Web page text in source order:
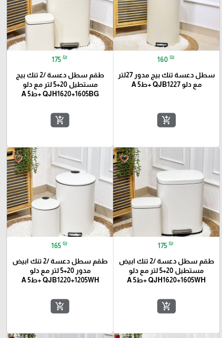
160 ₪
سطل دعسة تنك بيج مدور 27لتر
مع دلو QJB1227 +ط5 A
add_shopping_cart
175 ₪
طقم سطل دعسة /2 تنك بيج
مستطيل 20+5 لتر مع دلو
QJH1620+1605BG +ط5 A
add_shopping_cart
favorite_border
175 ₪
طقم سطل دعسة /2 تنك ابيض
مستطيل 20+5 لتر مع دلو
QJH1620+1605WH +ط5 A
add_shopping_cart
favorite_border
165 ₪
طقم سطل دعسة /2 تنك ابيض
مدور 20+5 لتر مع دلو
QJB1220+1205WH +ط5 A
add_shopping_cart